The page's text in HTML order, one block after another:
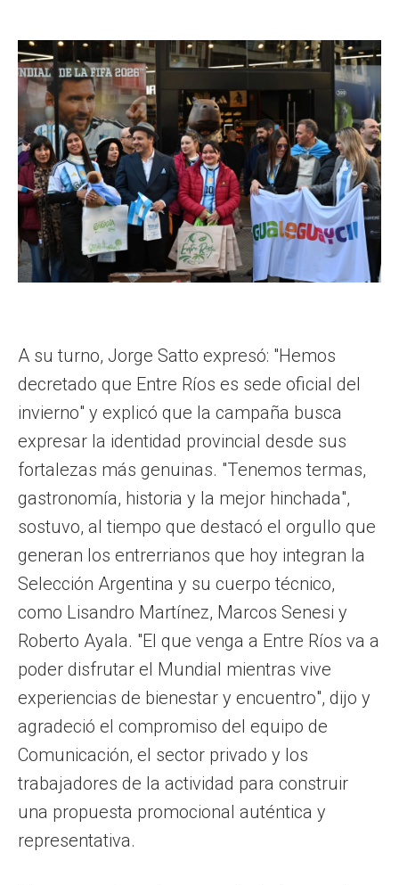
A su turno, Jorge Satto expresó: "Hemos
decretado que Entre Ríos es sede oficial del
invierno" y explicó que la campaña busca
expresar la identidad provincial desde sus
fortalezas más genuinas. "Tenemos termas,
gastronomía, historia y la mejor hinchada",
sostuvo, al tiempo que destacó el orgullo que
generan los entrerrianos que hoy integran la
Selección Argentina y su cuerpo técnico,
como Lisandro Martínez, Marcos Senesi y
Roberto Ayala. "El que venga a Entre Ríos va a
poder disfrutar el Mundial mientras vive
experiencias de bienestar y encuentro", dijo y
agradeció el compromiso del equipo de
Comunicación, el sector privado y los
trabajadores de la actividad para construir
una propuesta promocional auténtica y
representativa.